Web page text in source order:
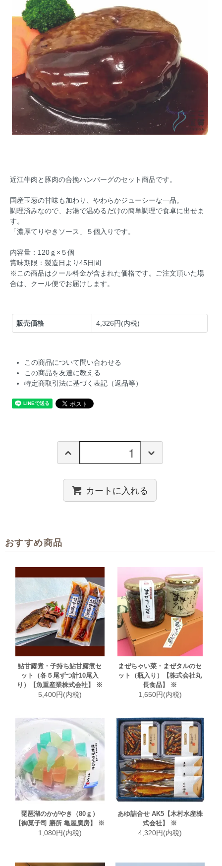
近江牛肉と豚肉の合挽ハンバーグのセット商品です。
国産玉葱の甘味も加わり、やわらかジューシーな一品。
調理済みなので、お湯で温めるだけの簡単調理で食卓に出せま
す。
「濃厚てりやきソース」５個入りです。
内容量：120ｇ×５個
賞味期限：製造日より45日間
※この商品はクール料金が含まれた価格です。ご注文頂いた場
合は、クール便でお届けします。
販売価格 4,326円(内税)
この商品について問い合わせる
この商品を友達に教える
特定商取引法に基づく表記（返品等）
カートに入れる
おすすめ商品
鮎甘露煮・子持ち鮎甘露煮セ
ット（各５尾ずつ計10尾入
り）【魚重産業株式会社】 ※
5,400円(内税)
まぜちゃい菜・まぜタルのセ
ット（瓶入り）【株式会社丸
長食品】 ※
1,650円(内税)
琵琶湖のかがやき（80ｇ）
【御菓子司 膳所 亀屋廣房】 ※
1,080円(内税)
あゆ詰合せ AK5【木村水産株
式会社】 ※
4,320円(内税)